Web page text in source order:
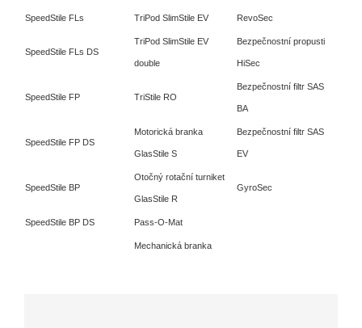
SpeedStile FLs TriPod SlimStile EV RevoSec
SpeedStile FLs DS
TriPod SlimStile EV
double
Bezpečnostní propusti
HiSec
SpeedStile FP TriStile RO
Bezpečnostní filtr SAS
BA
SpeedStile FP DS
Motorická branka
GlasStile S
Bezpečnostní filtr SAS
EV
SpeedStile BP
Otočný rotační turniket
GlasStile R
GyroSec
SpeedStile BP DS Pass-O-Mat
Mechanická branka